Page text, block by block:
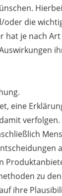
die
je nach
eine
zu
ihre